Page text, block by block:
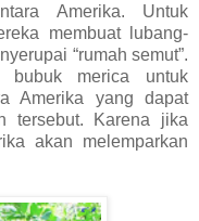
Amerika. Untuk
membuat lubang-
“rumah semut”.
bubuk merica untuk
Amerika yang dapat
tersebut. Karena jika
akan melemparkan